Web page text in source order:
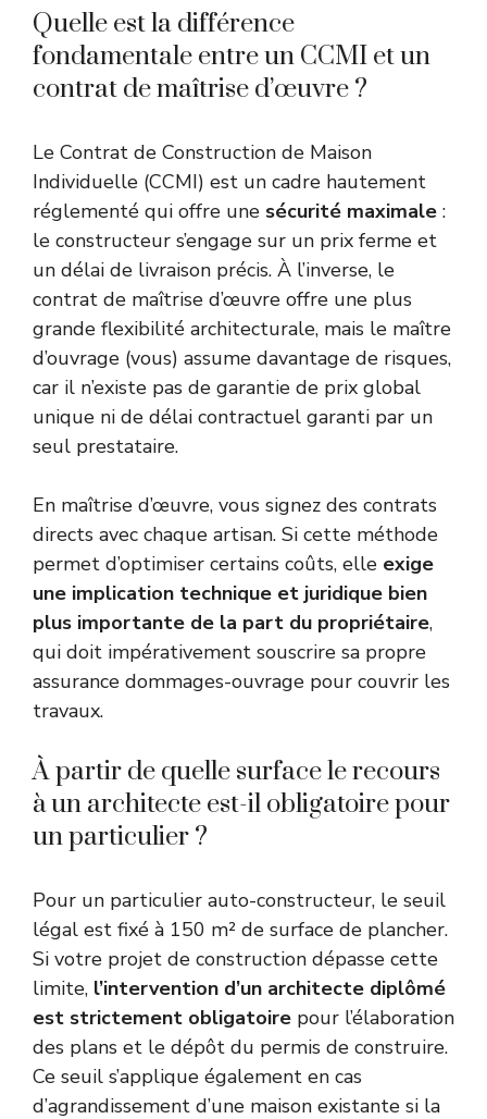
Quelle est la différence
fondamentale entre un CCMI et un
contrat de maîtrise d’œuvre ?
Le Contrat de Construction de Maison
Individuelle (CCMI) est un cadre hautement
réglementé qui offre une sécurité maximale :
le constructeur s’engage sur un prix ferme et
un délai de livraison précis. À l’inverse, le
contrat de maîtrise d’œuvre offre une plus
grande flexibilité architecturale, mais le maître
d’ouvrage (vous) assume davantage de risques,
car il n’existe pas de garantie de prix global
unique ni de délai contractuel garanti par un
seul prestataire.
En maîtrise d’œuvre, vous signez des contrats
directs avec chaque artisan. Si cette méthode
permet d’optimiser certains coûts, elle exige
une implication technique et juridique bien
plus importante de la part du propriétaire,
qui doit impérativement souscrire sa propre
assurance dommages-ouvrage pour couvrir les
travaux.
À partir de quelle surface le recours
à un architecte est-il obligatoire pour
un particulier ?
Pour un particulier auto-constructeur, le seuil
légal est fixé à 150 m² de surface de plancher.
Si votre projet de construction dépasse cette
limite, l’intervention d’un architecte diplômé
est strictement obligatoire pour l’élaboration
des plans et le dépôt du permis de construire.
Ce seuil s’applique également en cas
d’agrandissement d’une maison existante si la